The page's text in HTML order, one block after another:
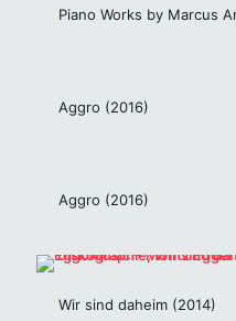
Piano Works by Marcus
Aggro (2016)
Aggro (2016)
Wir sind daheim (2014)